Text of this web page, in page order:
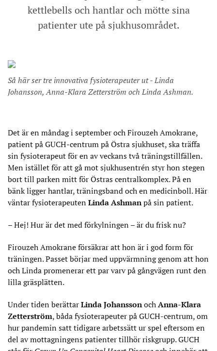
kettlebells och hantlar och mötte sina
patienter ute på sjukhusområdet.
Så här ser tre innovativa fysioterapeuter ut - Linda
Johansson, Anna-Klara Zetterström och Linda Ashman.
Det är en måndag i september och Firouzeh Amokrane,
patient på GUCH-centrum på Östra sjukhuset, ska träffa
sin fysioterapeut för en av veckans två träningstillfällen.
Men istället för att gå mot sjukhusentrén styr hon stegen
bort till parken mitt för Östras centralkomplex. På en
bänk ligger hantlar, träningsband och en medicinboll. Här
väntar fysioterapeuten Linda Ashmanpå sin patient.
– Hej! Hur är det med förkylningen – är du frisk nu?
Firouzeh Amokrane försäkrar att hon är i god form för
träningen. Passet börjar med uppvärmning genom att hon
och Linda promenerar ett par varv på gångvägen runt den
lilla gräsplätten.
Under tiden berättar Linda Johanssonoch Anna-Klara
Zetterström, båda fysioterapeuter på GUCH-centrum, om
hur pandemin satt tidigare arbetssätt ur spel eftersom en
del av mottagningens patienter tillhör riskgrupp. GUCH